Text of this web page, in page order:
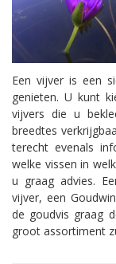
Een vijver is een
genieten. U kunt
vijvers die u
breedtes
terecht evenals
welke vissen in
u graag advies.
vijver, een
de goudvis graag
groot assortiment